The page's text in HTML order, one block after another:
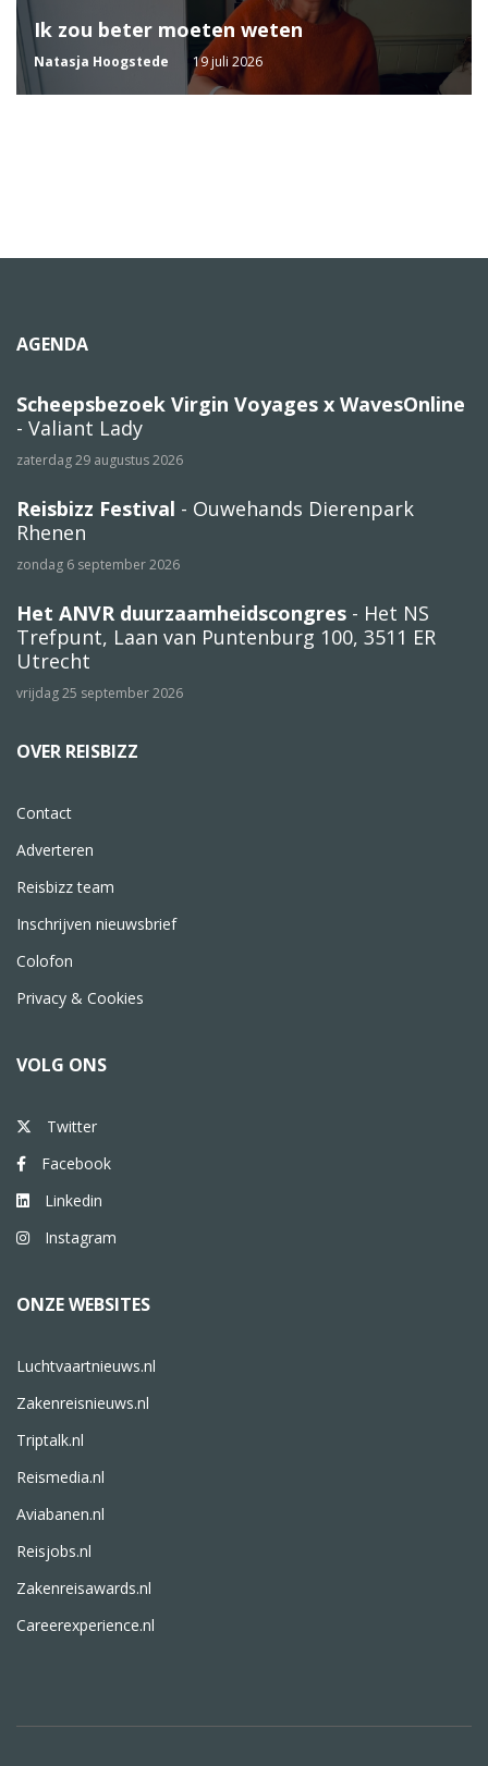
Ik zou beter moeten weten
Natasja Hoogstede 19 juli 2026
AGENDA
Scheepsbezoek Virgin Voyages x WavesOnline
- Valiant Lady
zaterdag 29 augustus 2026
Reisbizz Festival - Ouwehands Dierenpark
Rhenen
zondag 6 september 2026
Het ANVR duurzaamheidscongres - Het NS
Trefpunt, Laan van Puntenburg 100, 3511 ER
Utrecht
vrijdag 25 september 2026
OVER REISBIZZ
Contact
Adverteren
Reisbizz team
Inschrijven nieuwsbrief
Colofon
Privacy & Cookies
VOLG ONS
Twitter
Facebook
Linkedin
Instagram
ONZE WEBSITES
Luchtvaartnieuws.nl
Zakenreisnieuws.nl
Triptalk.nl
Reismedia.nl
Aviabanen.nl
Reisjobs.nl
Zakenreisawards.nl
Careerexperience.nl